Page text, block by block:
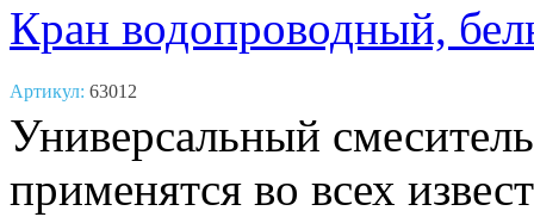
Кран водопроводный,
Артикул: 63012
Универсальный
применятся во всех